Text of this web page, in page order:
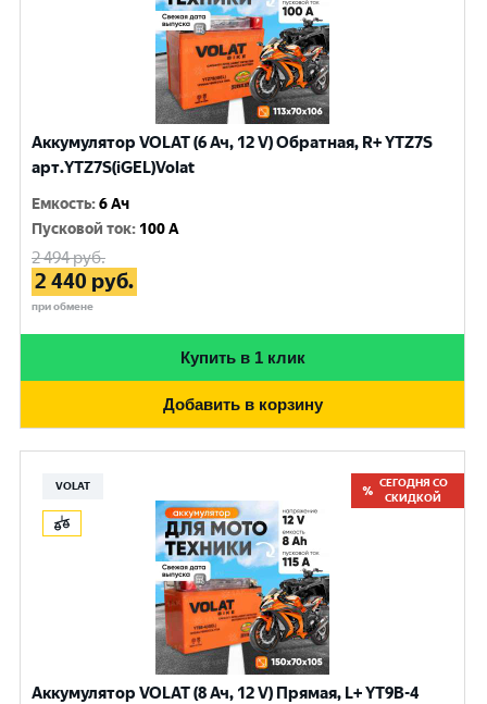
Аккумулятор VOLAT (6 Ач, 12 V) Обратная, R+ YTZ7S
арт.YTZ7S(iGEL)Volat
Емкость:6 Ач
Пусковой ток: 100 A
2 494руб.
2 440 руб.
при обмене
Купить в 1 клик
Добавить в корзину
VOLAT
СЕГОДНЯ СО
СКИДКОЙ
Аккумулятор VOLAT (8 Ач, 12 V) Прямая, L+ YT9B-4